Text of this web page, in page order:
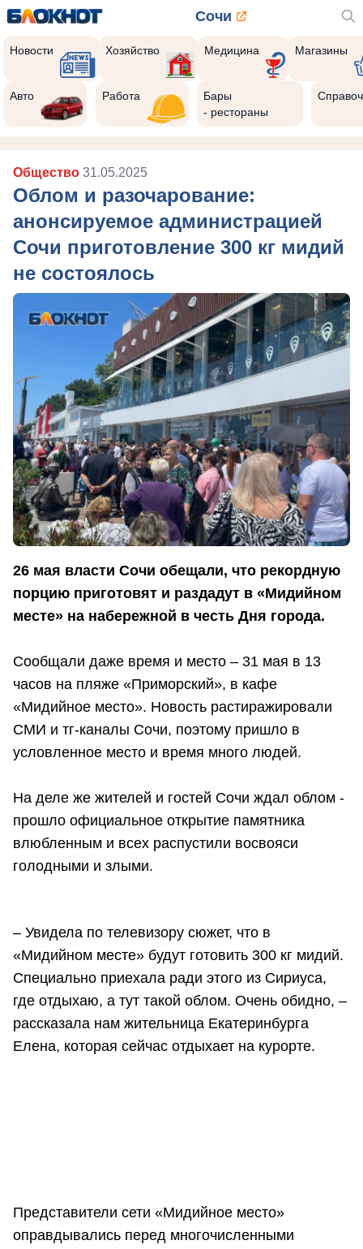
Сочи
Новости Хозяйство Медицина Магазины
Авто Работа
Бары
- рестораны
Общество 31.05.2025
Облом и разочарование:
анонсируемое администрацией
Сочи приготовление 300 кг мидий
не состоялось
26 мая власти Сочи обещали, что рекордную
порцию приготовят и раздадут в «Мидийном
месте» на набережной в честь Дня города.
Сообщали даже время и место – 31 мая в 13
часов на пляже «Приморский», в кафе
«Мидийное место». Новость растиражировали
СМИ и тг-каналы Сочи, поэтому пришло в
условленное место и время много людей.
На деле же жителей и гостей Сочи ждал облом -
прошло официальное открытие памятника
влюбленным и всех распустили восвояси
голодными и злыми.
– Увидела по телевизору сюжет, что в
«Мидийном месте» будут готовить 300 кг мидий.
Специально приехала ради этого из Сириуса,
где отдыхаю, а тут такой облом. Очень обидно, –
рассказала нам жительница Екатеринбурга
Елена, которая сейчас отдыхает на курорте.
Представители сети «Мидийное место»
оправдывались перед многочисленными